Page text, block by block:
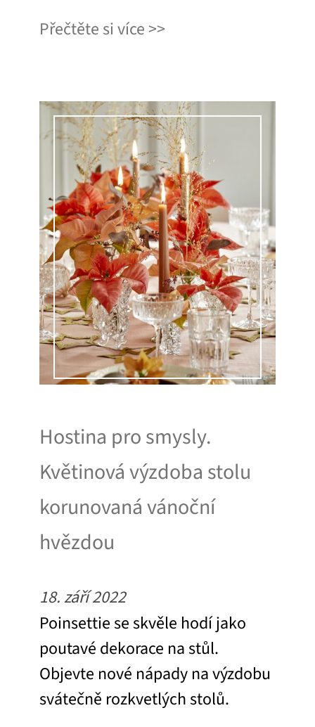
Přečtěte si více
Hostina pro smysly.
Květinová výzdoba stolu
korunovaná vánoční
hvězdou
18. září 2022
Poinsettie se skvěle hodí jako
poutavé dekorace na stůl.
Objevte nové nápady na výzdobu
svátečně rozkvetlých stolů.